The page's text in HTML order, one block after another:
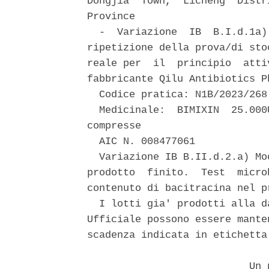
Province
-  Variazione  IB
ripetizione della prova/di
reale per  il  principio
fabbricante Qilu Antibiotics
Codice pratica: N1B/2023/
Medicinale:  BIMIXIN
compresse
  AIC N. 008477061
Variazione IB B.II.d.2.a)
prodotto  finito.  Test
contenuto di bacitracina
I lotti gia' prodotti alla
Ufficiale possono essere
scadenza indicata in
Un